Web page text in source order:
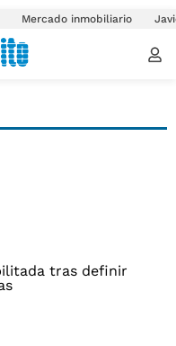
Mercado inmobiliario